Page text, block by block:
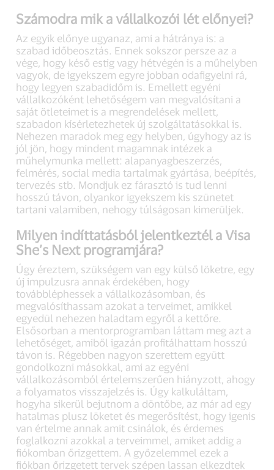
Számodra mik a vállalkozói lét előnyei?
Az egyik előnye ugyanaz, ami a hátránya is: a
szabad időbeosztás. Ennek sokszor persze az a
vége, hogy késő estig vagy hétvégén is a műhelyben
vagyok, de igyekszem egyre jobban odafigyelni rá,
hogy legyen szabadidőm is. Emellett egyéni
vállalkozóként lehetőségem van megvalósítani a
saját ötleteimet is a megrendelések mellett,
szabadon kísérletezhetek új szolgáltatásokkal is.
Nehezen maradok meg egy helyben, úgyhogy az is
jól jön, hogy mindent magamnak intézek a
műhelymunka mellett: alapanyagbeszerzés,
felmérés, social media tartalmak gyártása, beépítés,
tervezés stb. Mondjuk ez fárasztó is tud lenni
hosszú távon, olyankor igyekszem kis szünetet
tartani valamiben, nehogy túlságosan kimerüljek.
Milyen indíttatásból jelentkeztél a Visa
She’s Next programjára?
Úgy éreztem, szükségem van egy külső löketre, egy
új impulzusra annak érdekében, hogy
továbbléphessek a vállalkozásomban, és
megvalósíthassam azokat a terveimet, amikkel
egyedül nehezen haladtam egyről a kettőre.
Elsősorban a mentorprogramban láttam meg azt a
lehetőséget, amiből igazán profitálhattam hosszú
távon is. Régebben nagyon szerettem együtt
gondolkozni másokkal, ami az egyéni
vállalkozásomból értelemszerűen hiányzott, ahogy
a folyamatos visszajelzés is. Úgy kalkuláltam,
hogyha sikerül bejutnom a döntőbe, az már ad egy
hatalmas plusz löketet és megerősítést, hogy igenis
van értelme annak amit csinálok, és érdemes
foglalkozni azokkal a terveimmel, amiket addig a
fiókomban őrizgettem. A győzelemmel ezek a
fiókban őrizgetett tervek szépen lassan elkezdtek